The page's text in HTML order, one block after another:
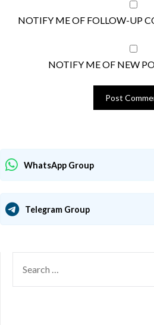
NOTIFY ME OF FOLLOW-UP
NOTIFY ME OF NEW
WhatsApp Group
Telegram Group
FOR: